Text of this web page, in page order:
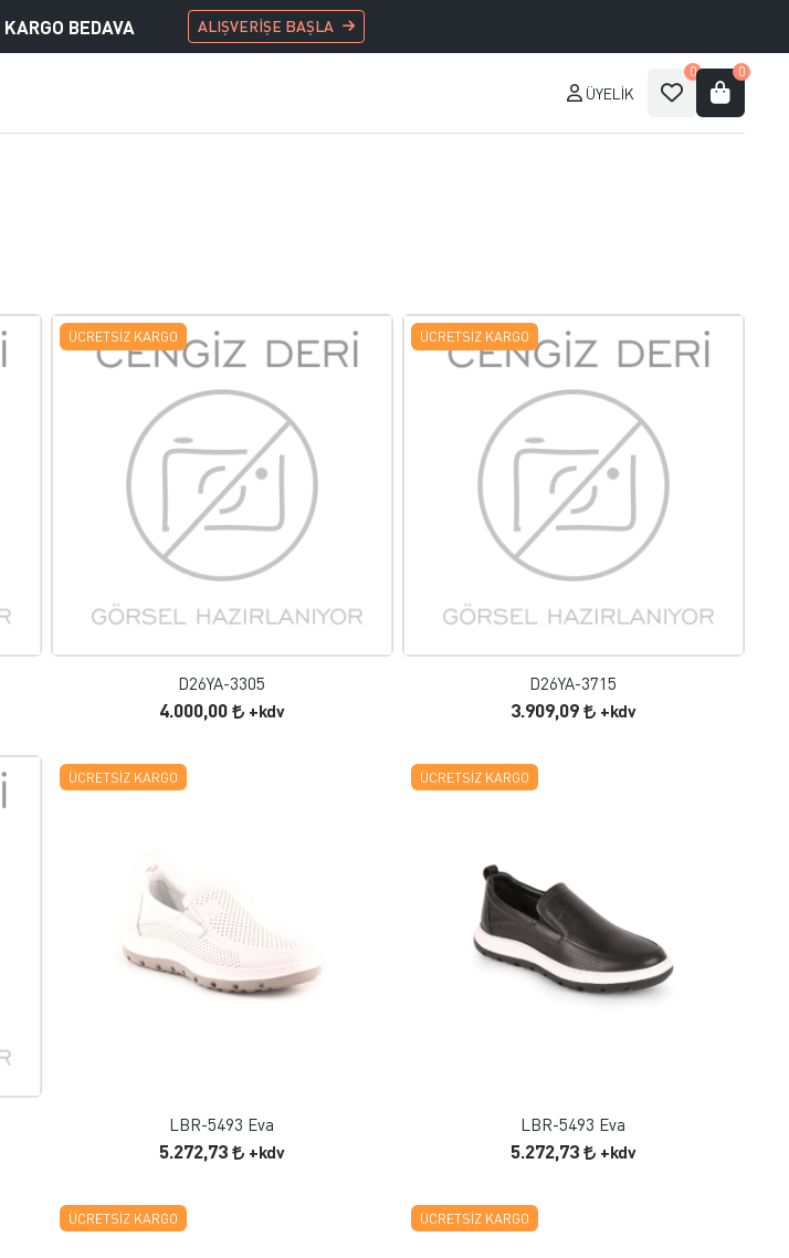
KARGO BEDAVA ALIŞVERİŞE BAŞLA
ÜYELIK
0 0
FAVORILERE EKLE
ÜRÜN İNCELE
ÜCRETSIZ KARGO
D26YA-3305
4.000,00 +kdv
FAVORILERE EKLE
ÜRÜN İNCELE
ÜCRETSIZ KARGO
D26YA-3715
3.909,09 +kdv
ÜCRETSIZ KARGO
LBR-5493 Eva
5.272,73 +kdv
ÜCRETSIZ KARGO
LBR-5493 Eva
5.272,73 +kdv
ÜCRETSIZ KARGO ÜCRETSIZ KARGO